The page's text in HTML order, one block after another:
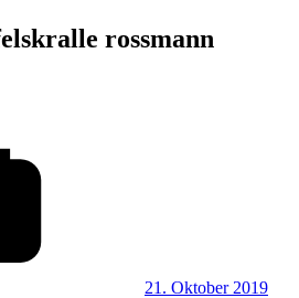
rossmann
21. Oktober 2019